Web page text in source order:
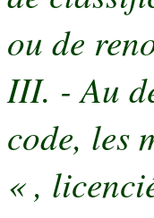
ou de
III. - Au
code, les
« ,